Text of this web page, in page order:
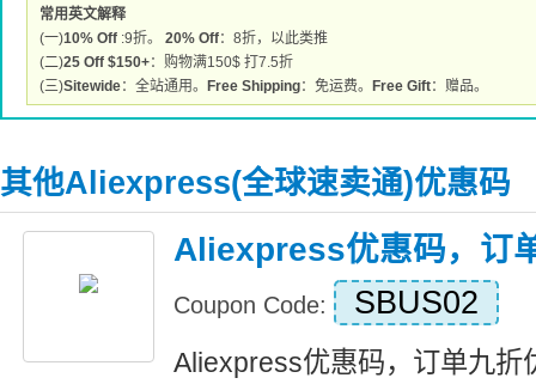
常用英文解释
(一)10% Off :9折。 20% Off：8折，以此类推
(二)25 Off $150+：购物满150$ 打7.5折
(三)Sitewide：全站通用。 Free Shipping：免运费。 Free Gift：赠品。
其他Aliexpress(全球速卖通)优惠码
Aliexpress优惠码，订
Coupon Code: SBUS02
Aliexpress优惠码，订单九折